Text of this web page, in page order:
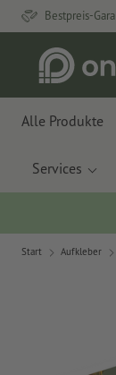
Bestpreis-
Alle Produkte
Services
Start Aufkleber